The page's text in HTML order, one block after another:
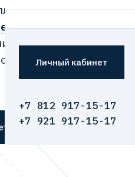
Личный кабинет
+7 812 917-15-17
+7 921 917-15-17
Компания
и мазут
Заявка,
—